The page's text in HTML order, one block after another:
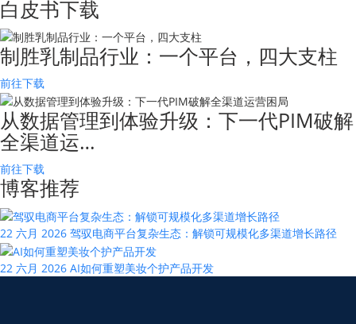
白皮书下载
制胜乳制品行业：一个平台，四大支柱
前往下载
从数据管理到体验升级：下一代PIM破解
全渠道运…
前往下载
博客推荐
22 六月 2026 驾驭电商平台复杂生态：解锁可规模化多渠道增长路径
22 六月 2026 AI如何重塑美妆个护产品开发